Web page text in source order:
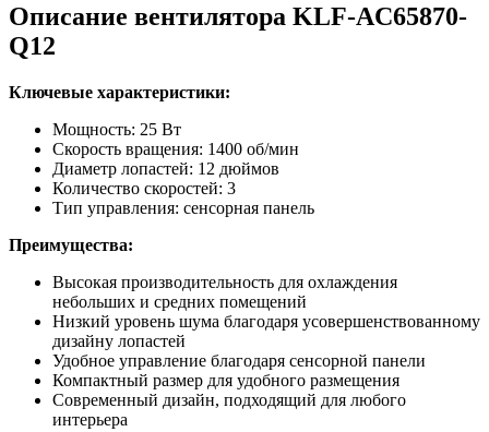
Описание вентилятора KLF-AC65870-
Q12
Ключевые характеристики:
Мощность: 25 Вт
Скорость вращения: 1400 об/мин
Диаметр лопастей: 12 дюймов
Количество скоростей: 3
Тип управления: сенсорная панель
Преимущества:
Высокая производительность для охлаждения
небольших и средних помещений
Низкий уровень шума благодаря усовершенствованному
дизайну лопастей
Удобное управление благодаря сенсорной панели
Компактный размер для удобного размещения
Современный дизайн, подходящий для любого
интерьера